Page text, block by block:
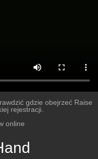
gdzie obejrzeć Raise
rejestracji.
online